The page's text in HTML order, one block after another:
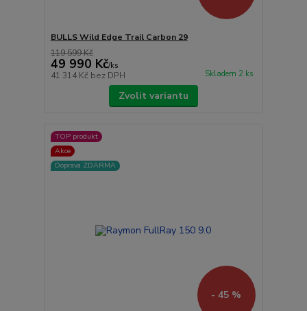
BULLS Wild Edge Trail Carbon 29
119 599 Kč
49 990 Kč/ks
41 314 Kč bez DPH Skladem 2 ks
Zvolit variantu
TOP produkt
Akce
Doprava ZDARMA
- 45 %